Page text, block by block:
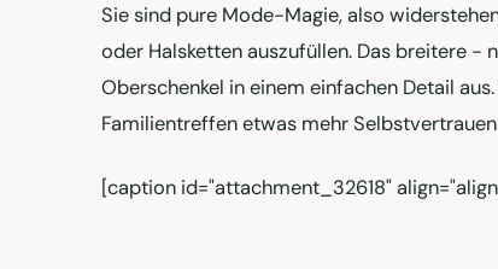
Sie sind pure Mode-Magie, also
oder Halsketten auszufüllen. Das breitere -
Oberschenkel in einem einfachen Detail
Familientreffen etwas mehr
[caption id="attachment_32618"